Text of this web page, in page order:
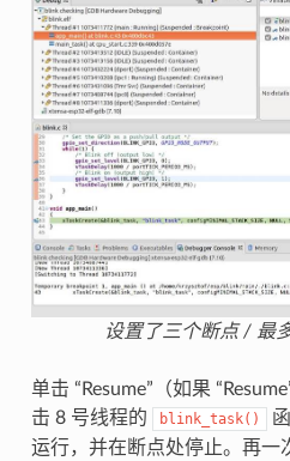
设置了三个断点 / 最
单击 “Resume”（如果
击 8 号线程的
blink_task()
运行，并在断点处停止。再一